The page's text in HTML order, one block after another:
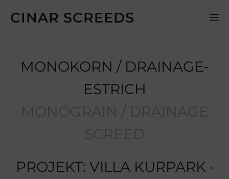
InhaltCINAR SCREEDS
MONOKORN / DRAINAGE-
ESTRICH
MONOGRAIN / DRAINAGE
SCREED
PROJEKT: VILLA KURPARK ·